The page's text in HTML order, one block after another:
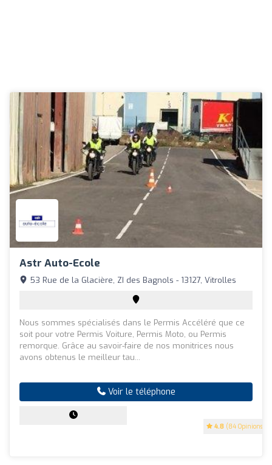
Astr Auto-Ecole
4.8 (84 Opinions)
53 Rue de la Glacière, ZI des Bagnols - 13127, Vitrolles
Nous sommes spécialisés dans le Permis Accéléré que ce
soit pour votre Permis Voiture, Permis Moto, ou Permis
remorque. Grâce au savoir-faire de nos monitrices nous
avons obtenus le meilleur tau...
Voir le téléphone